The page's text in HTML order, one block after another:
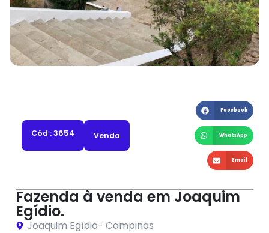
Cód : 3654 Venda
Facebook
WhatsApp
Email
Fazenda à venda em Joaquim
Egídio.
Joaquim Egídio- Campinas